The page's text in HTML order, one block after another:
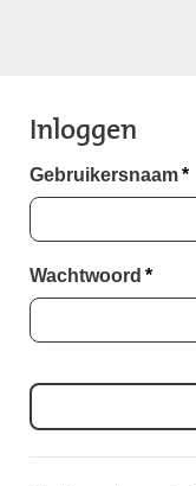
Inloggen
Gebruikersnaam*
Wachtwoord *